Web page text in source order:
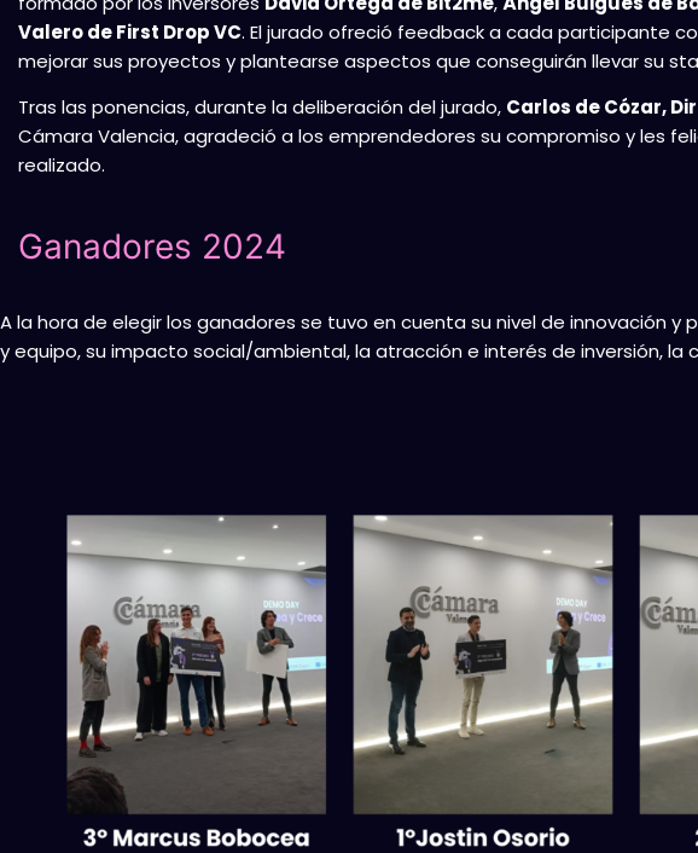
Valero de First Drop VC. El jurado ofreció feedback a cada participante
mejorar sus proyectos y plantearse aspectos que conseguirán llevar su
Tras las ponencias, durante la deliberación del jurado, Carlos de Cózar,
Cámara Valencia, agradeció a los emprendedores su compromiso y les
realizado.
Ganadores 2024
A la hora de elegir los ganadores se tuvo en cuenta su nivel de innovación
y equipo, su impacto social/ambiental, la atracción e interés de inversión,